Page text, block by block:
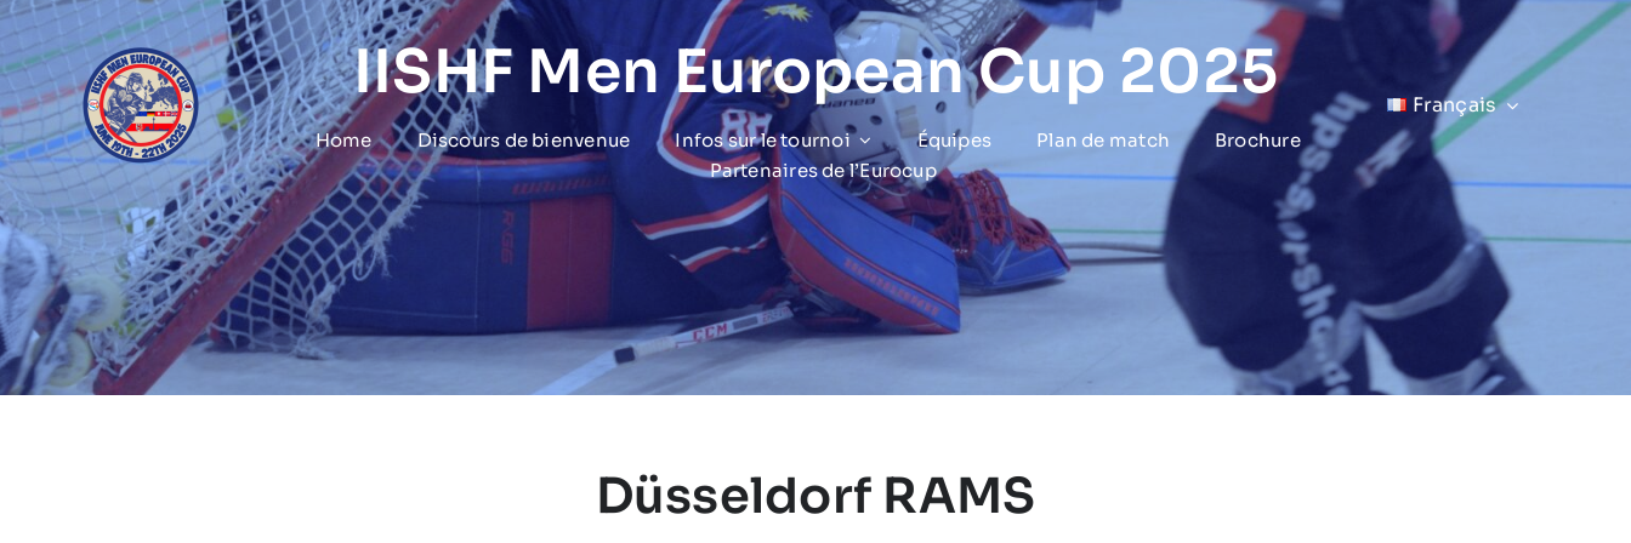
Skip
content
IISHF Men European Cup 2025
Home Discours de bienvenue Infos sur le tournoi Équipes Plan de match
Brochure
Partenaires de l’Eurocup
Français
Düsseldorf RAMS